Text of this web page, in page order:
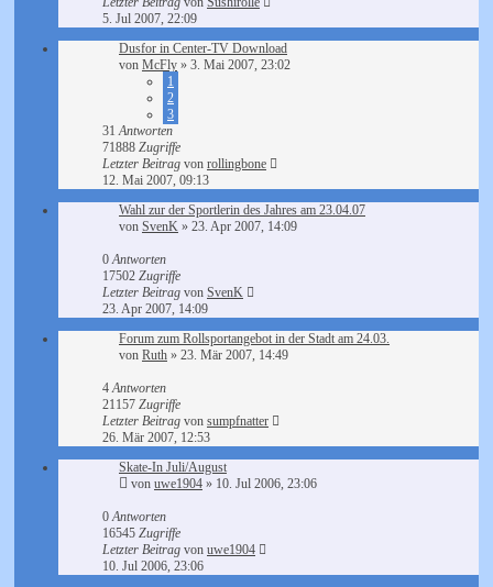
5. Jul 2007, 22:09
Dusfor in Center-TV Download
von McFly » 3. Mai 2007, 23:02
1
2
3
31Antworten
71888 Zugriffe
Letzter Beitrag von rollingbone
12. Mai 2007, 09:13
Wahl zur der Sportlerin des Jahres am 23.04.07
von SvenK » 23. Apr 2007, 14:09
0Antworten
17502 Zugriffe
Letzter Beitrag von SvenK
23. Apr 2007, 14:09
Forum zum Rollsportangebot in der Stadt am 24.03.
von Ruth » 23. Mär 2007, 14:49
4Antworten
21157 Zugriffe
Letzter Beitrag von sumpfnatter
26. Mär 2007, 12:53
Skate-In Juli/August
von uwe1904 » 10. Jul 2006, 23:06
0Antworten
16545 Zugriffe
Letzter Beitrag von uwe1904
10. Jul 2006, 23:06